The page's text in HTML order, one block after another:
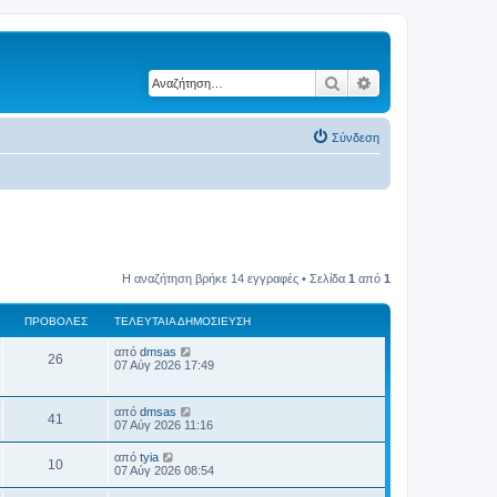
Αναζήτηση
Σύνδεση
Η αναζήτηση βρήκε 14 εγγραφές • Σελίδα 1 από 1
ΠΡΟΒΟΛΈΣ ΤΕΛΕΥΤΑΊΑ ΔΗΜΟΣΊΕΥΣΗ
26
β
Τ
ε
τ
α
ί
α
δ
από dmsas
07 Αύγ 2026 17:49
41
ρ
Τ
ε
υ
τ
α
από dmsas
07 Αύγ 2026 11:16
10Π
ρ
Τ
ε
από tyia
07 Αύγ 2026 08:54